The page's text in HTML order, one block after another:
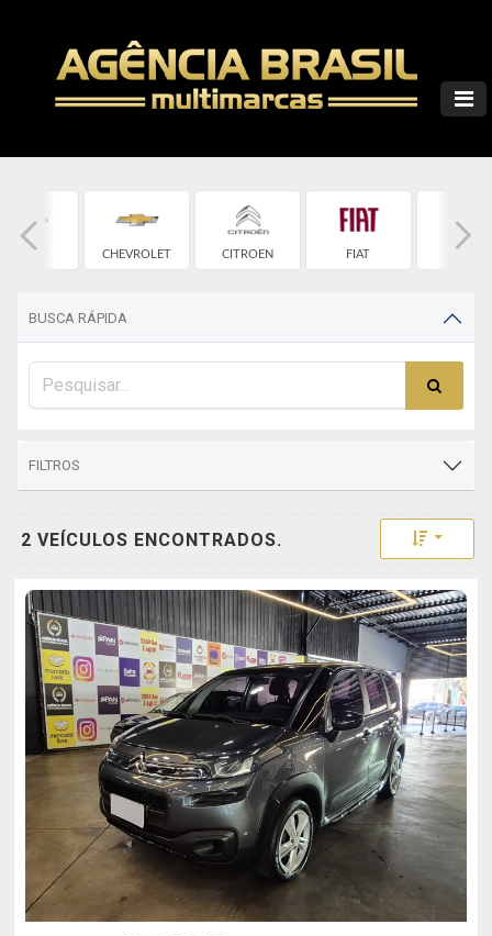
CHERY CHEVROLET CITROEN FIAT
BUSCA RÁPIDA
FILTROS
2 VEÍCULOS ENCONTRADOS. Toggle